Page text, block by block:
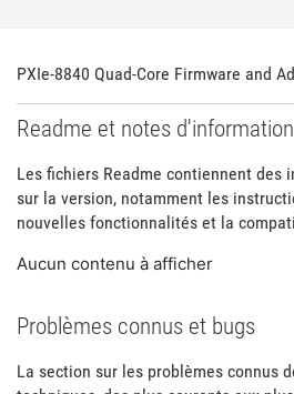
PXIe-8840 Quad-Core Firmware and
Readme et notes d'information
Les fichiers Readme contiennent des
sur la version, notamment les
nouvelles fonctionnalités et la
Aucun contenu à afficher
Problèmes connus et bugs
La section sur les problèmes connus